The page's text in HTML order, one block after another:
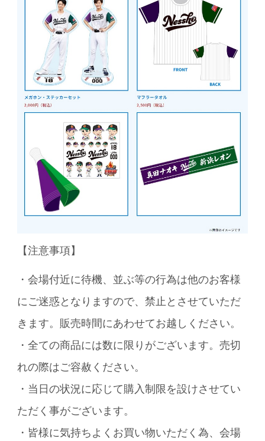
【注意事項】
・会場付近に待機、並ぶ等の行為は他のお客様
にご迷惑となりますので、禁止とさせていただ
きます。販売時間にあわせてお越しください。
・全ての商品には数に限りがございます。売切
れの際はご容赦ください。
・当日の状況に応じて購入制限を設けさせてい
ただく事がございます。
・皆様に気持ちよくお買い物いただく為、会場